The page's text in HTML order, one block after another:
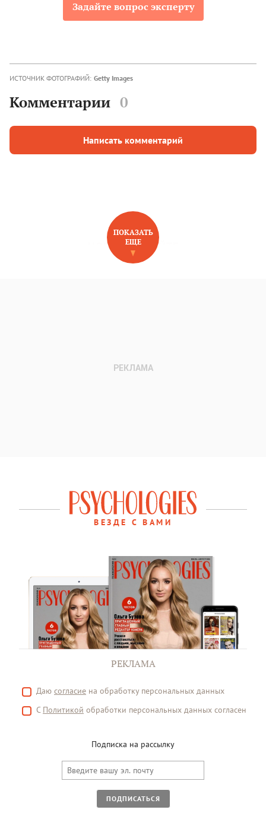
Задайте вопрос эксперту
ИСТОЧНИК ФОТОГРАФИЙ: Getty Images
Комментарии 0
Написать комментарий
НОВОЕ НА САЙТЕ
ПОКАЗАТЬ
ЕЩЕ
ВЕЗДЕ С ВАМИ
РЕКЛАМА
Даю согласие на обработку персональных данных
С Политикой обработки персональных данных согласен
Подписка на рассылку
ПОДПИСАТЬСЯ